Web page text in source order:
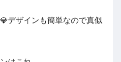
デザインも簡単なので真似